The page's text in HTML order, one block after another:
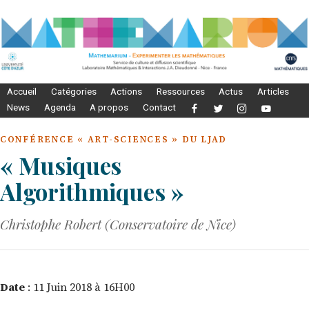
Accueil Catégories Actions Ressources Actus
Articles
News
Agenda A propos Contact
CONFÉRENCE « ART-SCIENCES » DU LJAD
« Musiques
Algorithmiques »
Christophe Robert (Conservatoire de Nice)
Date : 11 Juin 2018 à 16H00